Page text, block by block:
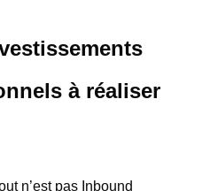
à réaliser
n’est pas Inbound